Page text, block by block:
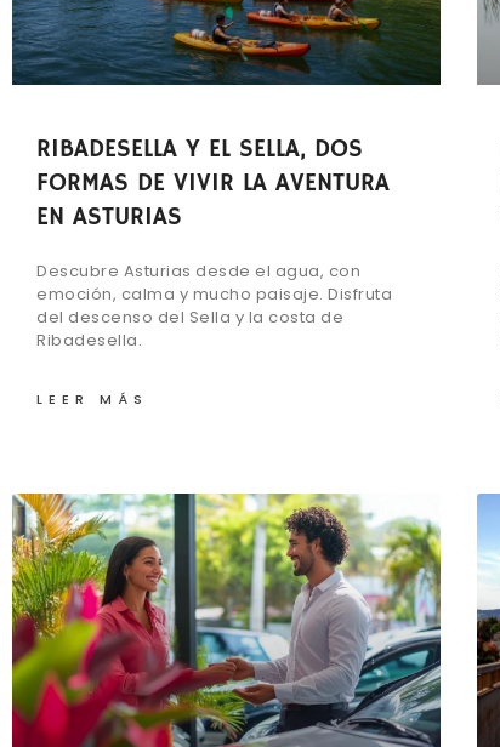
RIBADESELLA Y EL SELLA, DOS
FORMAS DE VIVIR LA AVENTURA
EN ASTURIAS
Descubre Asturias desde el agua, con
emoción, calma y mucho paisaje. Disfruta
del descenso del Sella y la costa de
Ribadesella.
LEER MÁS